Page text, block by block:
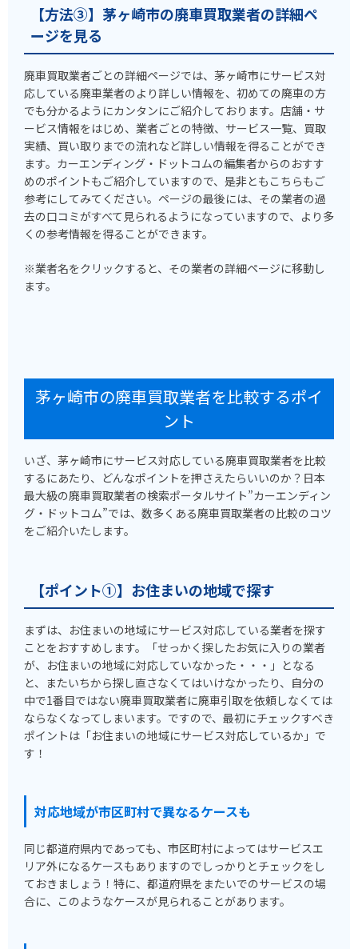
【方法③】茅ヶ崎市の廃車買取業者の詳細ペ
ージを見る
廃車買取業者ごとの詳細ページでは、茅ヶ崎市にサービス対
応している廃車業者のより詳しい情報を、初めての廃車の方
でも分かるようにカンタンにご紹介しております。店舗・サ
ービス情報をはじめ、業者ごとの特徴、サービス一覧、買取
実績、買い取りまでの流れなど詳しい情報を得ることができ
ます。カーエンディング・ドットコムの編集者からのおすす
めのポイントもご紹介していますので、是非ともこちらもご
参考にしてみてください。ページの最後には、その業者の過
去の口コミがすべて見られるようになっていますので、より多
くの参考情報を得ることができます。
※業者名をクリックすると、その業者の詳細ページに移動し
ます。
茅ヶ崎市の廃車買取業者を比較するポイ
ント
いざ、茅ヶ崎市にサービス対応している廃車買取業者を比較
するにあたり、どんなポイントを押さえたらいいのか？日本
最大級の廃車買取業者の検索ポータルサイト”カーエンディン
グ・ドットコム”では、数多くある廃車買取業者の比較のコツ
をご紹介いたします。
【ポイント①】お住まいの地域で探す
まずは、お住まいの地域にサービス対応している業者を探す
ことをおすすめします。「せっかく探したお気に入りの業者
が、お住まいの地域に対応していなかった・・・」となる
と、またいちから探し直さなくてはいけなかったり、自分の
中で1番目ではない廃車買取業者に廃車引取を依頼しなくては
ならなくなってしまいます。ですので、最初にチェックすべき
ポイントは「お住まいの地域にサービス対応しているか」で
す！
対応地域が市区町村で異なるケースも
同じ都道府県内であっても、市区町村によってはサービスエ
リア外になるケースもありますのでしっかりとチェックをし
ておきましょう！特に、都道府県をまたいでのサービスの場
合に、このようなケースが見られることがあります。